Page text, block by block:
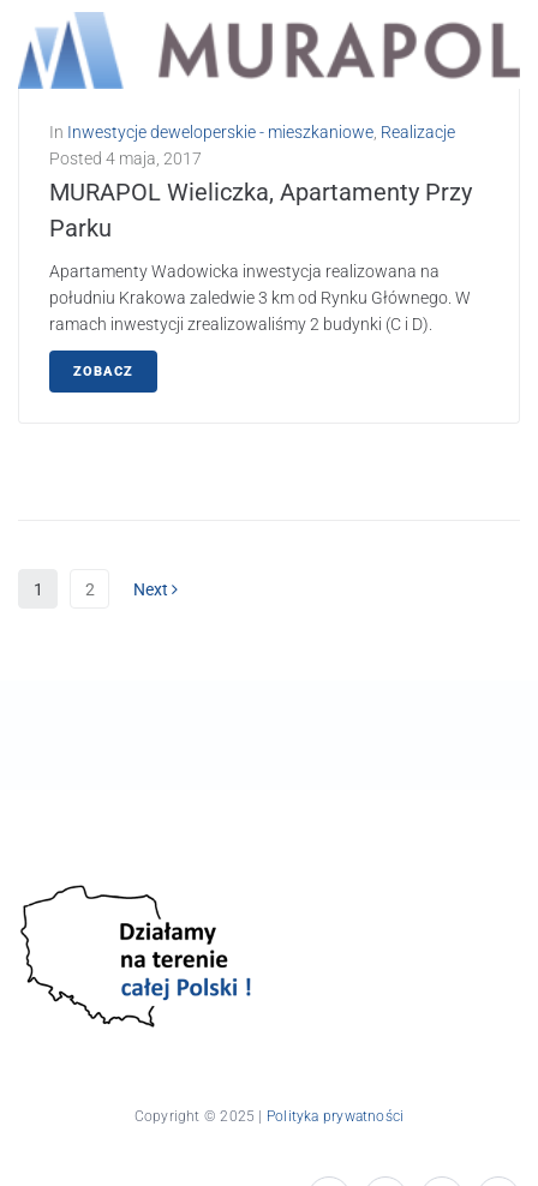
In Inwestycje deweloperskie - mieszkaniowe, Realizacje
Posted 4 maja, 2017
MURAPOL Wieliczka, Apartamenty Przy
Parku
Apartamenty Wadowicka inwestycja realizowana na
południu Krakowa zaledwie 3 km od Rynku Głównego. W
ramach inwestycji zrealizowaliśmy 2 budynki (C i D).
ZOBACZ
1 2 Next
Copyright © 2025 | Polityka prywatności